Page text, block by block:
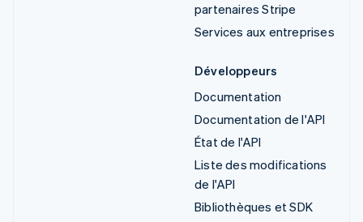
partenaires Stripe
Services aux entreprises
Développeurs
Documentation
Documentation de l'API
État de l'API
Liste des modifications
de l'API
Bibliothèques et SDK